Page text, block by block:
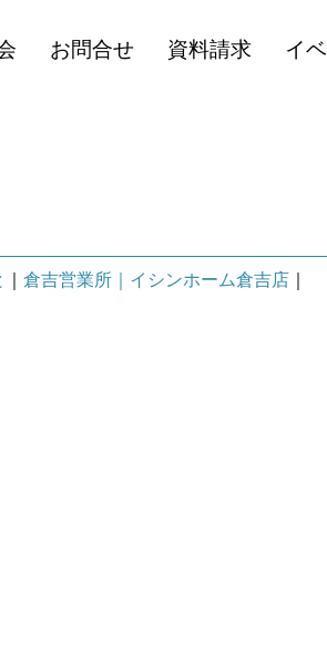
お問合せ 資料請求 イ
倉吉営業所｜イシンホーム倉吉店